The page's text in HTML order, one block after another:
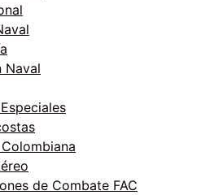
Naval
de Combate FAC